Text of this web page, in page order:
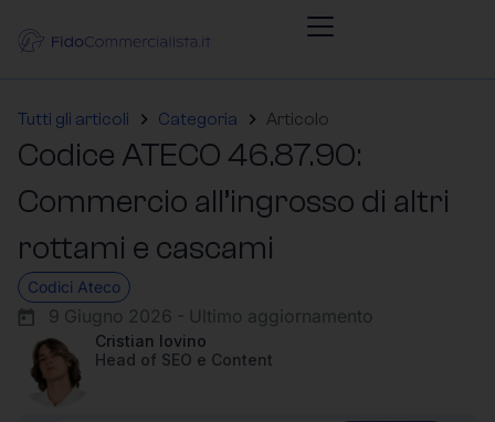
Tutti gli articoli Categoria Articolo
Codice ATECO 46.87.90:
Commercio all’ingrosso di altri
rottami e cascami
Codici Ateco
9 Giugno 2026 - Ultimo aggiornamento
Cristian Iovino
Head of SEO e Content